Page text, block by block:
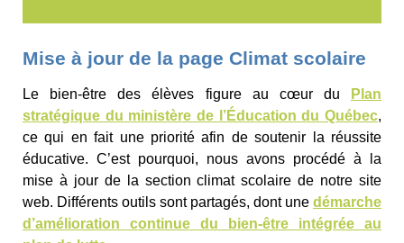
Mise à jour de la page Climat scolaire
Le bien-être des élèves figure au cœur du
Plan
stratégique du ministère de l’Éducation du Québec,
ce qui en fait une priorité afin de soutenir la réussite
éducative. C’est pourquoi, nous avons procédé à la
mise à jour de la section climat scolaire de notre site
web. Différents outils sont partagés, dont une démarche
d’amélioration continue du bien-être intégrée au